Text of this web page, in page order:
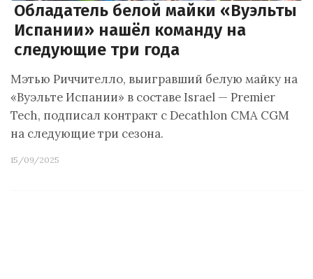
Обладатель белой майки «Вуэльты
Испании» нашёл команду на
следующие три года
Мэтью Риччителло, выигравший белую майку на
«Вуэльте Испании» в составе Israel — Premier
Tech, подписал контракт с Decathlon CMA CGM
на следующие три сезона.
15/09/2025